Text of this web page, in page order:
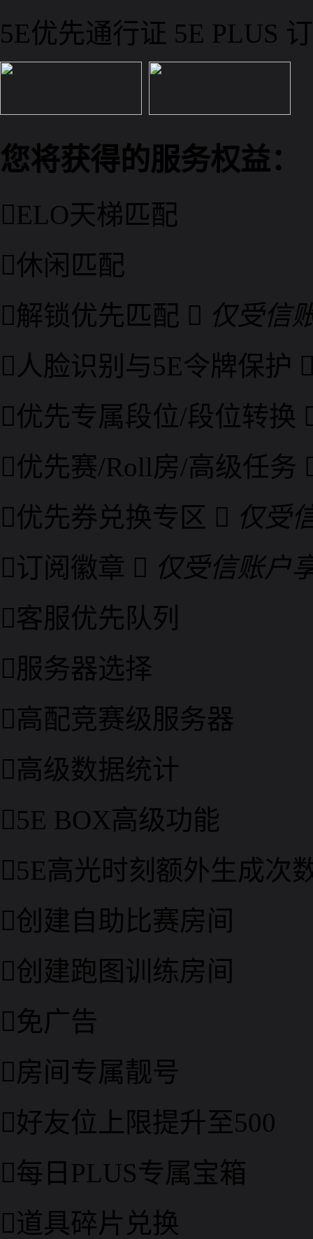
5E优先通行证 5E PLUS
您将获得的服务权益：
ELO天梯匹配
休闲匹配
解锁优先匹配  仅受信
 人脸识别与5E令牌保护
优先专属段位/段位转换
优先赛/Roll房/高级任务
优先券兑换专区  仅受
订阅徽章  仅受信账户
客服优先队列
服务器选择
高配竞赛级服务器
高级数据统计
5E BOX高级功能
5E高光时刻额外生成次
创建自助比赛房间
创建跑图训练房间
免广告
房间专属靓号
好友位上限提升至500
每日PLUS专属宝箱
道具碎片兑换